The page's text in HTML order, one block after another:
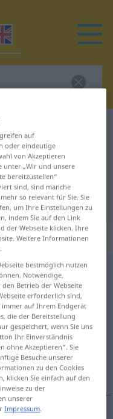
für
;Pfründner >
antippen)
auf
oder eindeutige
von Akzeptieren
unter „Wir und unsere
bereitzustellen“
sind, sind manche
so relevant für Sie. Sie
um Ihre Einstellungen zu
indem Sie auf den Link
der Webseite klicken. Ihre
Weitere Informationen
bestmöglich nutzen
Notwendige,
Betrieb der Webseite
erforderlich sind,
auf Ihrem Endgerät
die der Bereitstellung
gespeichert, wenn Sie uns
Ihr Einverständnis
ohne Akzeptieren“. Sie
Besuche unserer
zu den Cookies
klicken Sie einfach auf den
zu der
unserer
Impressum.